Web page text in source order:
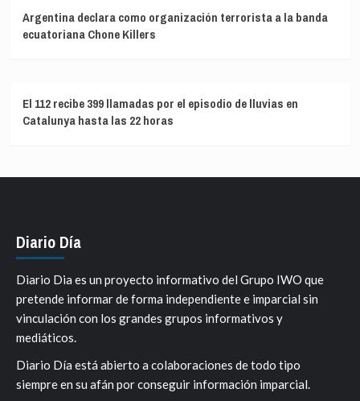
Argentina declara como organización terrorista a la banda
ecuatoriana Chone Killers
El 112 recibe 399 llamadas por el episodio de lluvias en
Catalunya hasta las 22 horas
Diario Día
Diario Dia es un proyecto informativo del Grupo IWO que
pretende informar de forma independiente e imparcial sin
vinculación con los grandes grupos informativos y
mediáticos.
Diario Día está abierto a colaboraciones de todo tipo
siempre en su afán por conseguir información imparcial.